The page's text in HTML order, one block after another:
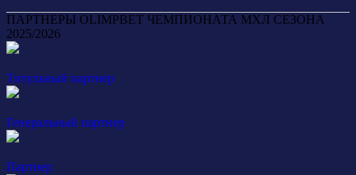
ПАРТНЕРЫ OLIMPBET ЧЕМПИОНАТА МХЛ СЕЗОНА
2025/2026
Титульный партнер
Генеральный партнер
Партнер